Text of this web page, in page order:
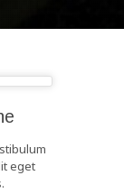
eget